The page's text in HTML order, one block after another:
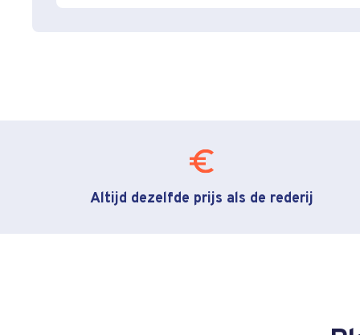
Altijd dezelfde prijs als de rederij